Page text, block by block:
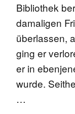
Bibliothek
damaligen
überlassen,
ging er
er in
wurde.
…